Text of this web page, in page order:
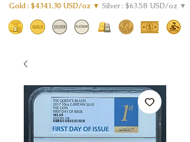
Gold : $4341.30 USD/oz ▼ Silver : $63.58 USD/oz ▼